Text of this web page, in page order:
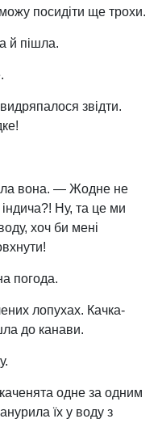
посидіти ще трохи.
й пішла.
звідти.
вона. — Жодне не
Ну, та це ми
хоч би мені
погода.
лопухах. Качка-
до канави.
одне за одним
їх у воду з